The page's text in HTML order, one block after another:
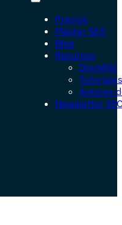
Precios
Máster SEO
Blog
Recursos
DinoWiki
Tutoriales
Autores
Newsletter